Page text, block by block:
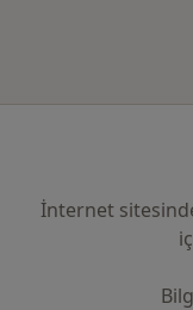
İnternet